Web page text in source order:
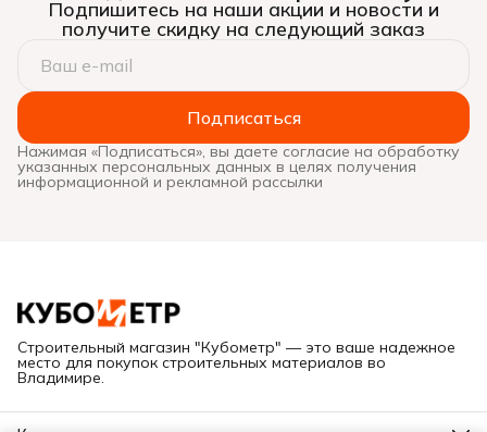
Подпишитесь на наши акции и новости и
получите скидку на следующий заказ
Подписаться
Нажимая «Подписаться», вы даете согласие на обработку
указанных персональных данных в целях получения
информационной и рекламной рассылки
Строительный магазин "Кубометр" — это ваше надежное
место для покупок строительных материалов во
Владимире.